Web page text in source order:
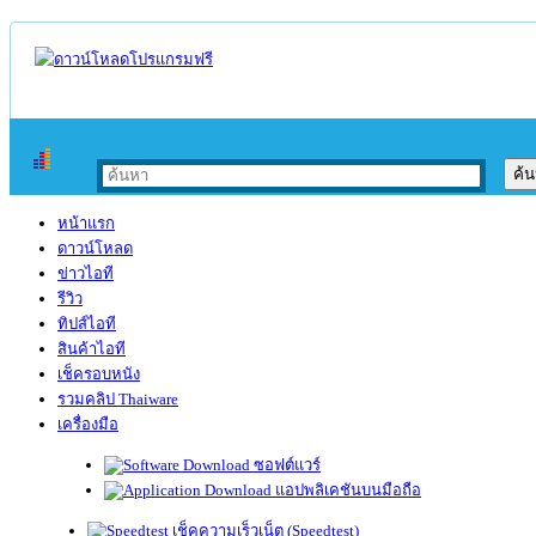
หน้าแรก
ดาวน์โหลด
ข่าวไอที
รีวิว
ทิปส์ไอที
สินค้าไอที
เช็ครอบหนัง
รวมคลิป Thaiware
เครื่องมือ
ซอฟต์แวร์
แอปพลิเคชันบนมือถือ
เช็คความเร็วเน็ต (Speedtest)